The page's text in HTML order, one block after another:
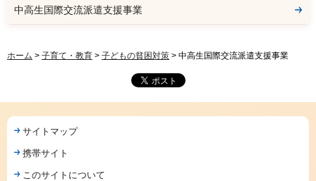
中高生国際交流派遣支援事業
ホーム > 子育て・教育 > 子どもの貧困対策 > 中高生国際交流派遣支援事業
サイトマップ
携帯サイト
このサイトについて